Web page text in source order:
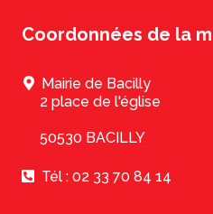
Coordonnées de la
Mairie de Bacilly
2 place de l'église
50530 BACILLY
Tél : 02 33 70 84 14